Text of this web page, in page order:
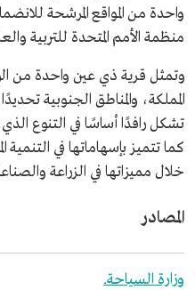
واحدة من المواقع المرشحة
منظمة الأمم المتحدة للتربية
وتمثل قرية ذي عين واحدة من
المملكة، والمناطق الجنوبية
تشكل رافدًا أساسًا في التنوع
كما تتميز بإسهاماتها في
خلال مميزاتها في الزراعة
المصادر
وزارة السياحة.